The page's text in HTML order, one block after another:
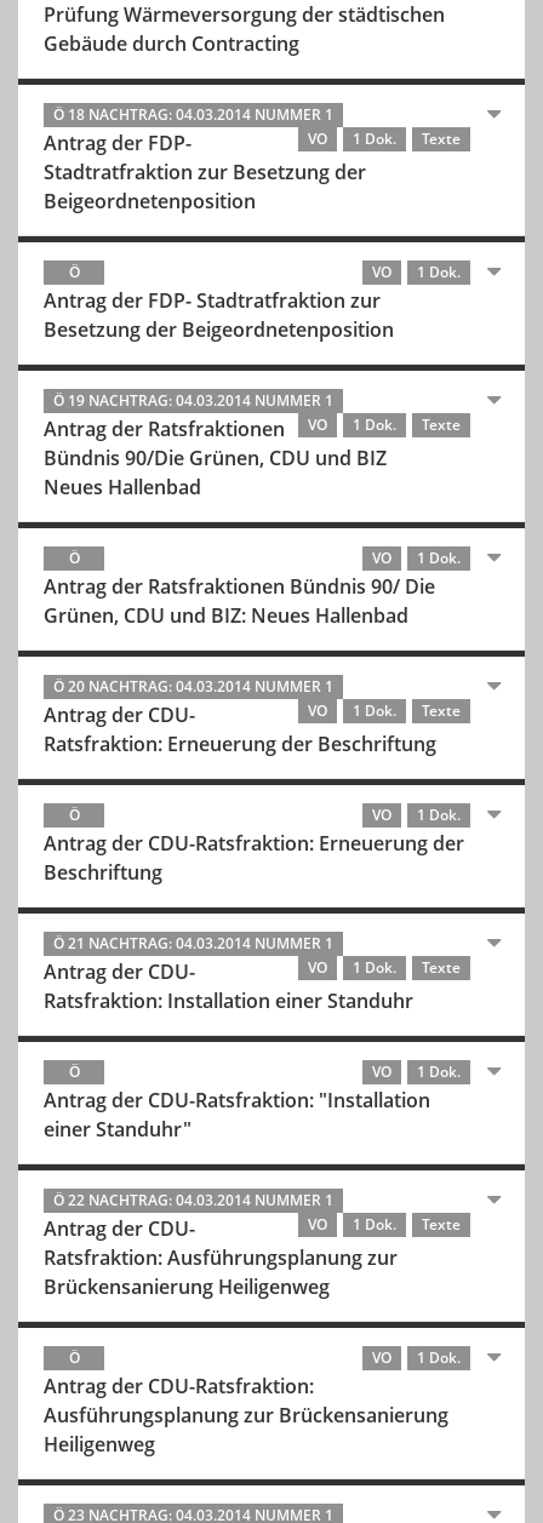
Prüfung Wärmeversorgung der städtischen
Gebäude durch Contracting
Ö 18 NACHTRAG: 04.03.2014 NUMMER 1
VO
1 Dok. Texte
Antrag der FDP-
Stadtratfraktion zur Besetzung der
Beigeordnetenposition
Ö VO 1 Dok.
Antrag der FDP- Stadtratfraktion zur
Besetzung der Beigeordnetenposition
Ö 19 NACHTRAG: 04.03.2014 NUMMER 1
VO
1 Dok. Texte
Antrag der Ratsfraktionen
Bündnis 90/Die Grünen, CDU und BIZ
Neues Hallenbad
Ö VO 1 Dok.
Antrag der Ratsfraktionen Bündnis 90/ Die
Grünen, CDU und BIZ: Neues Hallenbad
Ö 20 NACHTRAG: 04.03.2014 NUMMER 1
VO
1 Dok. Texte
Antrag der CDU-
Ratsfraktion: Erneuerung der Beschriftung
Ö VO 1 Dok.
Antrag der CDU-Ratsfraktion: Erneuerung der
Beschriftung
Ö 21 NACHTRAG: 04.03.2014 NUMMER 1
VO
1 Dok. Texte
Antrag der CDU-
Ratsfraktion: Installation einer Standuhr
Ö VO 1 Dok.
Antrag der CDU-Ratsfraktion: "Installation
einer Standuhr"
Ö 22 NACHTRAG: 04.03.2014 NUMMER 1
VO
1 Dok. Texte
Antrag der CDU-
Ratsfraktion: Ausführungsplanung zur
Brückensanierung Heiligenweg
Ö VO 1 Dok.
Antrag der CDU-Ratsfraktion:
Ausführungsplanung zur Brückensanierung
Heiligenweg
Ö 23 NACHTRAG: 04.03.2014 NUMMER 1